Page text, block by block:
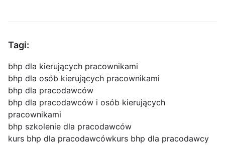
Tagi:
bhp dla kierujących pracownikami
bhp dla osób kierujących pracownikami
bhp dla pracodawców
bhp dla pracodawców i osób kierujących
pracownikami
bhp szkolenie dla pracodawców
kurs bhp dla pracodawcówkurs bhp dla pracodawcy